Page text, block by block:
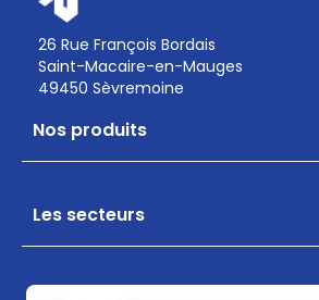
26 Rue François Bordais
Saint-Macaire-en-Mauges
49450 Sèvremoine
Nos produits
Les secteurs